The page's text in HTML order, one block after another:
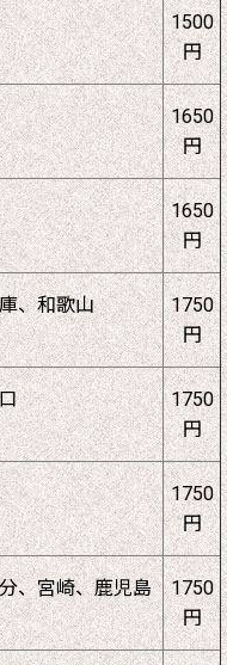
1500
円
1650
円
1650
円
、和歌山
1750
円
1750
円
1750
円
、宮崎、鹿児島
1750
円